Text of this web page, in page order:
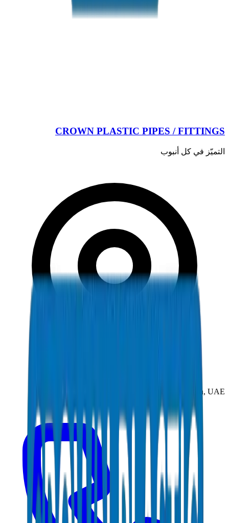
CROWN PLASTIC PIPES / FITTINGS
التميّز في كل أنبوب
New Industrial Area, Umm Al Quwain, UAE